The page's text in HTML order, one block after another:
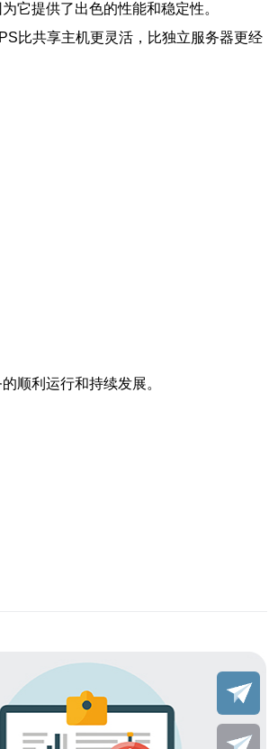
它提供了出色的性能和稳定性。
比共享主机更灵活，比独立服务器更经
顺利运行和持续发展。